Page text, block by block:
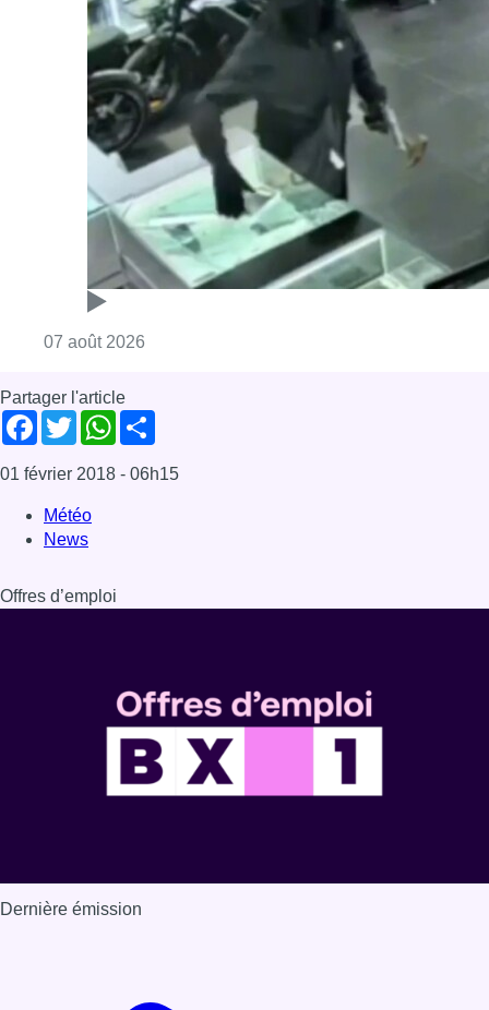
07 août 2026
Partager l'article
Facebook
TwitterWhatsApp
01 février 2018 - 06h15
Météo
News
Offres d’emploi
Dernière émission